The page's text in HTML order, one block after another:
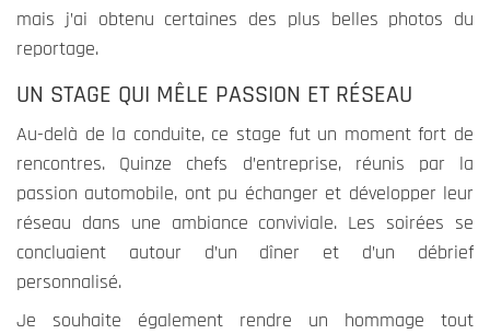
mais j’ai obtenu certaines des plus belles photos du
reportage.
UN STAGE QUI MÊLE PASSION ET RÉSEAU
Au-delà de la conduite, ce stage fut un moment fort de
rencontres. Quinze chefs d’entreprise, réunis par la
passion automobile, ont pu échanger et développer leur
réseau dans une ambiance conviviale. Les soirées se
concluaient autour d’un dîner et d’un débrief
personnalisé.
Je souhaite également rendre un hommage tout